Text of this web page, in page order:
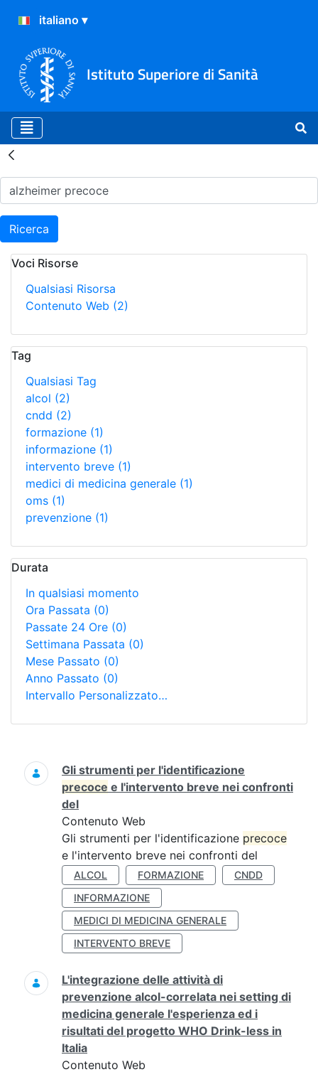
Istituto Superiore di Sanità
Risultati della Ricerca -
Ricerca
Voci Risorse
Qualsiasi Risorsa
Contenuto Web (2)
Tag
Qualsiasi Tag
alcol (2)
cndd (2)
formazione (1)
informazione (1)
intervento breve (1)
medici di medicina generale (1)
oms (1)
prevenzione (1)
Durata
In qualsiasi momento
Ora Passata (0)
Passate 24 Ore (0)
Settimana Passata (0)
Mese Passato (0)
Anno Passato (0)
Intervallo Personalizzato…
Ricerca
Gli strumenti per l'identificazione
precoce e l'intervento breve nei confronti
del
Contenuto Web
Gli strumenti per l'identificazione precoce
e l'intervento breve nei confronti del
ALCOL FORMAZIONE
CNDD
INFORMAZIONE
MEDICI DI MEDICINA GENERALE
INTERVENTO BREVE
L'integrazione delle attività di
prevenzione alcol-correlata nei setting di
medicina generale l'esperienza ed i
risultati del progetto WHO Drink-less in
Italia
Contenuto Web